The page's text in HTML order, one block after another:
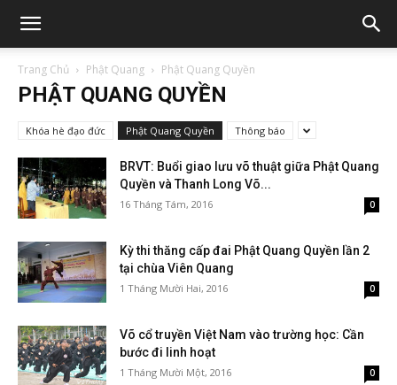
Trang Chủ Phật Quang Phật Quang Quyền
PHẬT QUANG QUYỀN
Khóa hè đạo đức Phật Quang Quyền Thông báo
BRVT: Buổi giao lưu võ thuật giữa Phật Quang
Quyền và Thanh Long Võ...
16 Tháng Tám, 2016 0
Kỳ thi thăng cấp đai Phật Quang Quyền lần 2
tại chùa Viên Quang
1 Tháng Mười Hai, 2016 0
Võ cổ truyền Việt Nam vào trường học: Cần
bước đi linh hoạt
1 Tháng Mười Một, 2016 0